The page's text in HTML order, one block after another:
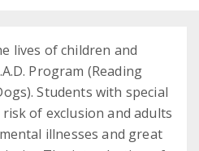
lives of children and
Program (Reading
Students with special
of exclusion and adults
illnesses and great